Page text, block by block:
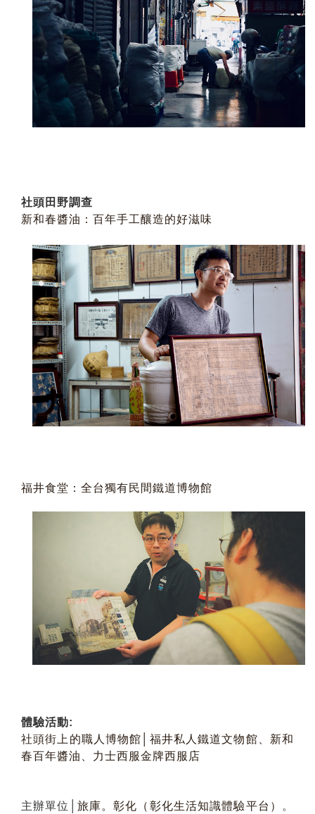
社頭田野調查
新和春醬油：百年手工釀造的好滋味
福井食堂：全台獨有民間鐵道博物館
體驗活動:
社頭街上的職人博物館│福井私人鐵道文物館、新和
春百年醬油、力士西服金牌西服店
主辦單位│ 旅庫。彰化（彰化生活知識體驗平台）
。